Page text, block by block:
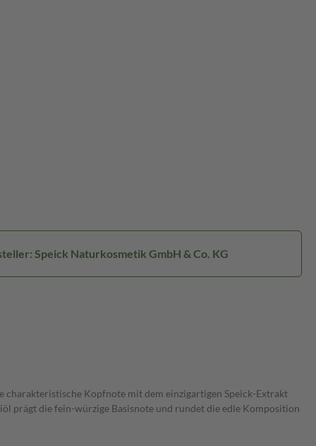
Speick Naturkosmetik GmbH & Co. KG
charakteristische Kopfnote mit dem einzigartigen Speick-Extrakt
prägt die fein-würzige Basisnote und rundet die edle Komposition